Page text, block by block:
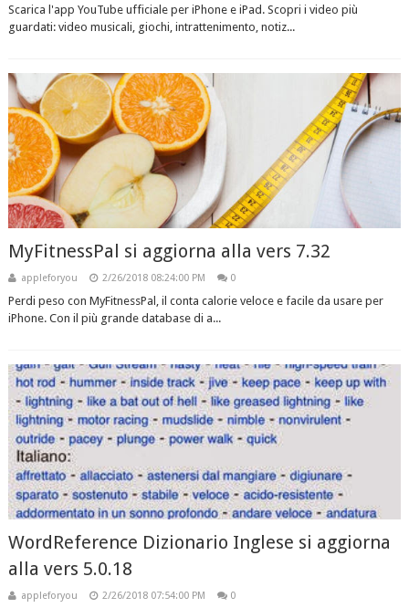
Scarica l'app YouTube ufficiale per iPhone e iPad. Scopri i video più
guardati: video musicali, giochi, intrattenimento, notiz...
MyFitnessPal si aggiorna alla vers 7.32
appleforyou 2/26/2018 08:24:00 PM 0
Perdi peso con MyFitnessPal, il conta calorie veloce e facile da usare per
iPhone. Con il più grande database di a...
WordReference Dizionario Inglese si aggiorna
alla vers 5.0.18
appleforyou 2/26/2018 07:54:00 PM 0